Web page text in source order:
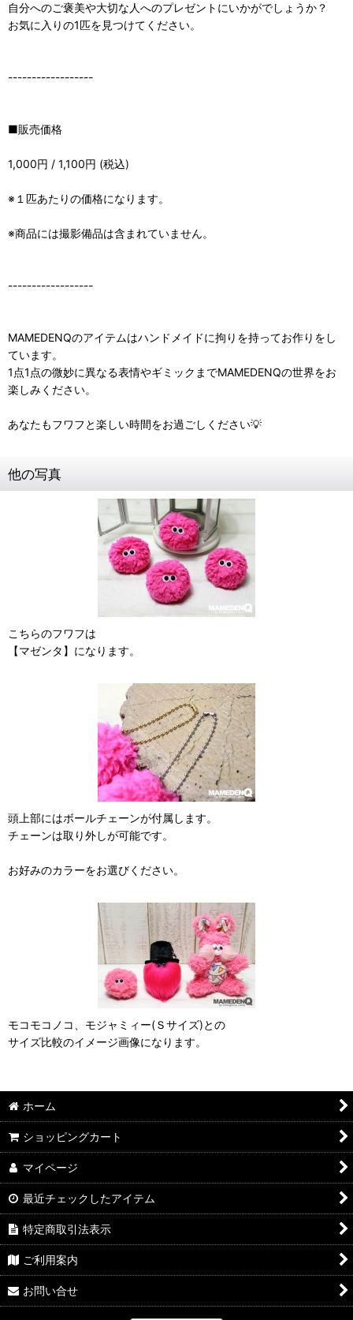
自分へのご褒美や大切な人へのプレゼントにいかがでしょうか？
お気に入りの1匹を見つけてください。
------------------
■販売価格
1,000円 / 1,100円 (税込)
※１匹あたりの価格になります。
※商品には撮影備品は含まれていません。
------------------
MAMEDENQのアイテムはハンドメイドに拘りを持ってお作りをし
ています。
1点1点の微妙に異なる表情やギミックまでMAMEDENQの世界をお
楽しみください。
あなたもフワフと楽しい時間をお過ごしください💡
他の写真
こちらのフワフは
【マゼンタ】になります。
頭上部にはボールチェーンが付属します。
チェーンは取り外しが可能です。
お好みのカラーをお選びください。
モコモコノコ、モジャミィー(Ｓサイズ)との
サイズ比較のイメージ画像になります。
ホーム
ショッピングカート
マイページ
最近チェックしたアイテム
特定商取引法表示
ご利用案内
お問い合せ